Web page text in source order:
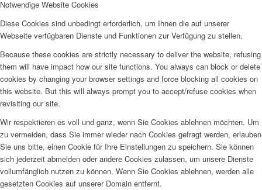
Notwendige Website Cookies
Diese Cookies sind unbedingt erforderlich, um Ihnen die auf unserer
Webseite verfügbaren Dienste und Funktionen zur Verfügung zu stellen.
Because these cookies are strictly necessary to deliver the website, refusing
them will have impact how our site functions. You always can block or delete
cookies by changing your browser settings and force blocking all cookies on
this website. But this will always prompt you to accept/refuse cookies when
revisiting our site.
Wir respektieren es voll und ganz, wenn Sie Cookies ablehnen möchten. Um
zu vermeiden, dass Sie immer wieder nach Cookies gefragt werden, erlauben
Sie uns bitte, einen Cookie für Ihre Einstellungen zu speichern. Sie können
sich jederzeit abmelden oder andere Cookies zulassen, um unsere Dienste
vollumfänglich nutzen zu können. Wenn Sie Cookies ablehnen, werden alle
gesetzten Cookies auf unserer Domain entfernt.